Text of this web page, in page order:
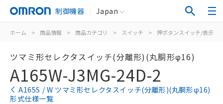
制御機器 Japan
ホーム > 商品情報 > 商品カテゴリ > スイッチ > 押ボタンスイッチ/表示灯
ツマミ形セレクタスイッチ(分離形)(丸胴形φ16)
A165W-J3MG-24D-2
A165S / W ツマミ形セレクタスイッチ(分離形)(丸胴形φ16)
形式仕様一覧